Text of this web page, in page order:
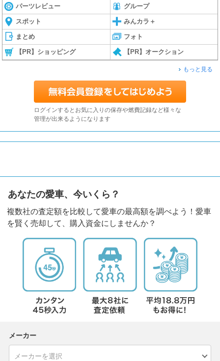
パーツレビュー グループ
スポット みんカラ＋
まとめ フォト
【PR】ショッピング 【PR】オークション
もっと見る
ログインするとお気に入りの保存や燃費記録など様々な
管理が出来るようになります
あなたの愛車、今いくら？
複数社の査定額を比較して愛車の最高額を調べよう！愛車
を賢く売却して、購入資金にしませんか？
メーカー